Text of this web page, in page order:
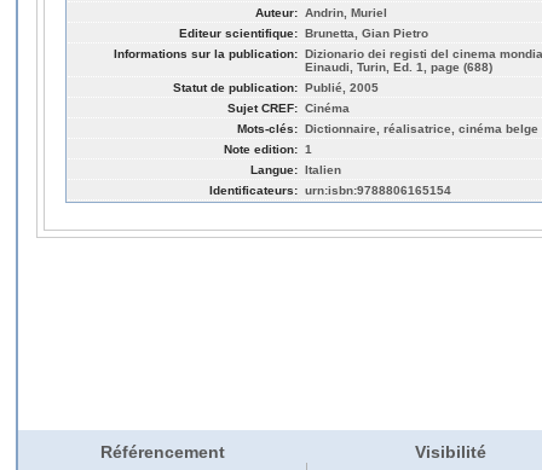
Auteur: Andrin, Muriel
Editeur scientifique: Brunetta, Gian Pietro
Informations sur la publication: Dizionario dei registi del cinema
Einaudi, Turin, Ed. 1, page (688)
Statut de publication: Publié, 2005
Sujet CREF: Cinéma
Mots-clés: Dictionnaire, réalisatrice, cinéma belge
Note edition: 1
Langue: Italien
Identificateurs: urn:isbn:9788806165154
Référencement Visibilité